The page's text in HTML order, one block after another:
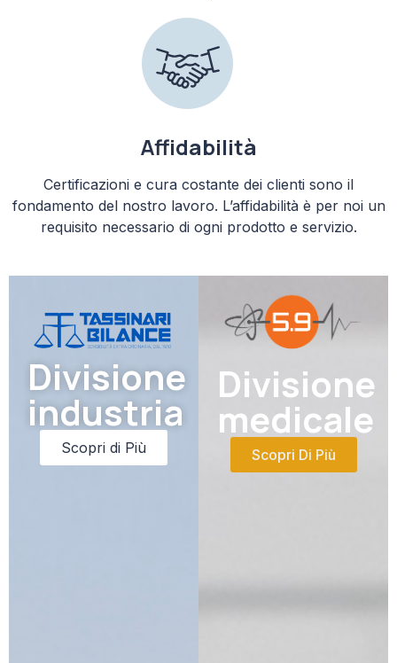
Affidabilità
Certificazioni e cura costante dei clienti sono il
fondamento del nostro lavoro. L’affidabilità è per noi un
requisito necessario di ogni prodotto e servizio.
Divisione
industria
Scopri di Più
Divisione
medicale
Scopri Di Più